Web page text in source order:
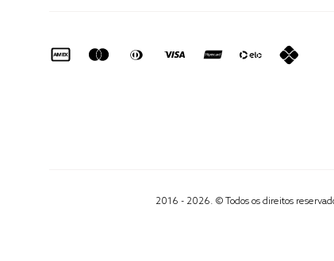
2016 - 2026. © Todos os direitos